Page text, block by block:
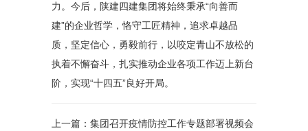
力。今后，陕建四建集团将始终秉承“向善而
建”的企业哲学，恪守工匠精神，追求卓越品
质，坚定信心，勇毅前行，以咬定青山不放松的
执着不懈奋斗，扎实推动企业各项工作迈上新台
阶，实现“十四五”良好开局。
上一篇： 集团召开疫情防控工作专题部署视频会